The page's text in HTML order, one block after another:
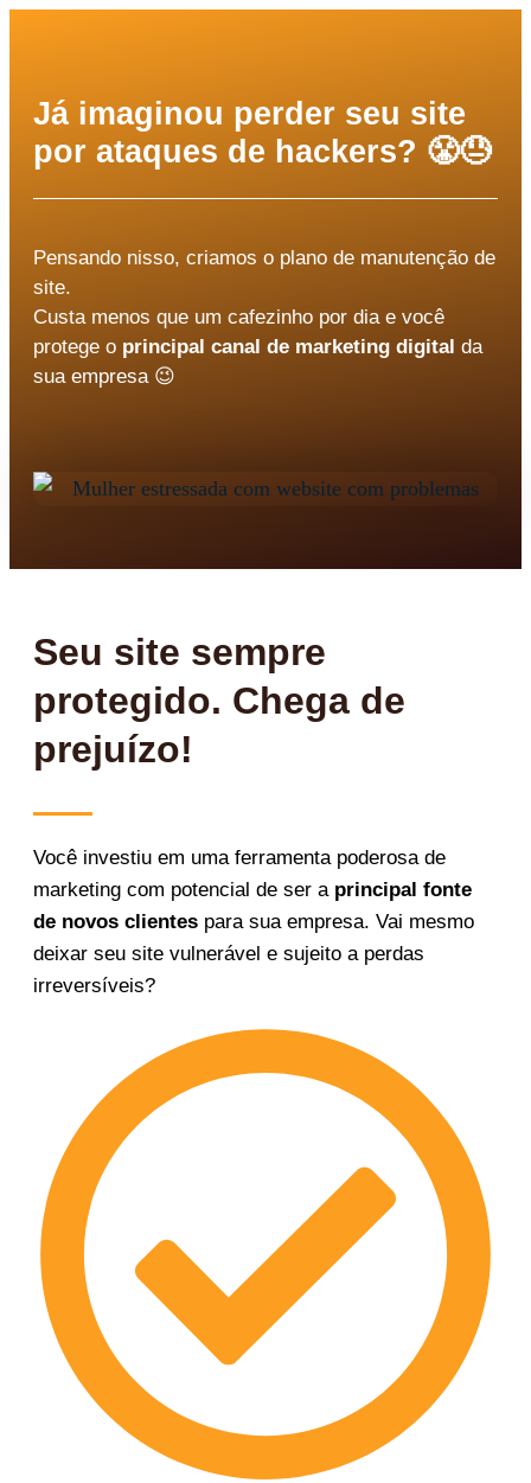
Já imaginou perder seu site
por ataques de hackers? 😤😓
Pensando nisso, criamos o plano de manutenção de
site.
Custa menos que um cafezinho por dia e você
protege o principal canal de marketing digital da
sua empresa 😉
Seu site sempre
protegido. Chega de
prejuízo!
Você investiu em uma ferramenta poderosa de
marketing com potencial de ser a principal fonte
de novos clientes para sua empresa. Vai mesmo
deixar seu site vulnerável e sujeito a perdas
irreversíveis?